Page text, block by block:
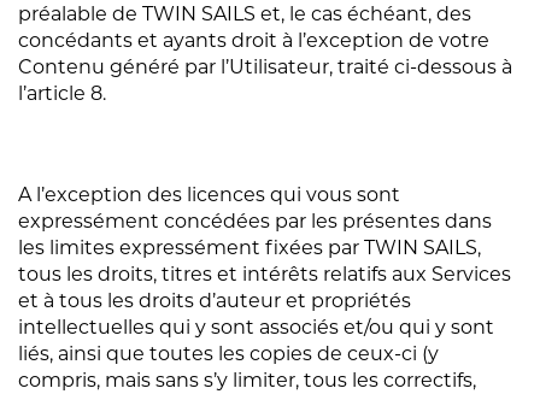
préalable de TWIN SAILS et, le cas échéant, des
concédants et ayants droit à l’exception de votre
Contenu généré par l’Utilisateur, traité ci-dessous à
l’article 8.
A l’exception des licences qui vous sont
expressément concédées par les présentes dans
les limites expressément fixées par TWIN SAILS,
tous les droits, titres et intérêts relatifs aux Services
et à tous les droits d’auteur et propriétés
intellectuelles qui y sont associés et/ou qui y sont
liés, ainsi que toutes les copies de ceux-ci (y
compris, mais sans s’y limiter, tous les correctifs,